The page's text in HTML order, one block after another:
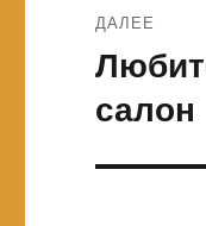
ДАЛЕЕ
Следующая
салон